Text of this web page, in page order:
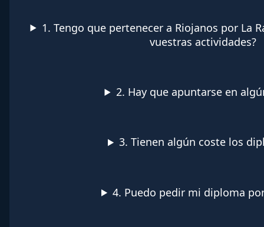
1. Tengo que pertenecer a Riojanos por La
vuestras actividades?
2. Hay que apuntarse en
3. Tienen algún coste los
4. Puedo pedir mi diploma